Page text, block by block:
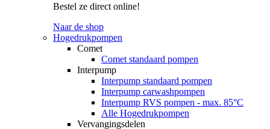
Bestel ze direct online!
Naar de shop
Hogedrukpompen
Comet
Comet standaard pompen
Interpump
Interpump standaard pompen
Interpump carwashpompen
Interpump RVS pompen - max. 85°C
Alle Hogedrukpompen
Vervangingsdelen